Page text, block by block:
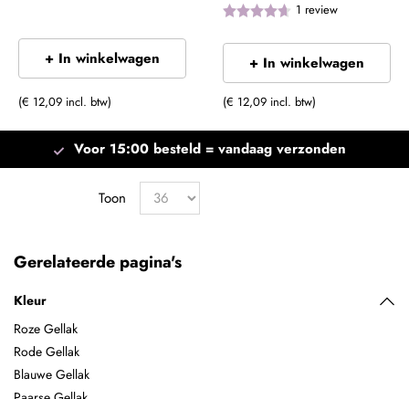
+ In winkelwagen
(€ 12,09 incl. btw)
1 review
+ In winkelwagen
(€ 12,09 incl. btw)
Voor 15:00 besteld = vandaag verzonden
Toon
Gerelateerde pagina's
Kleur
Roze Gellak
Rode Gellak
Blauwe Gellak